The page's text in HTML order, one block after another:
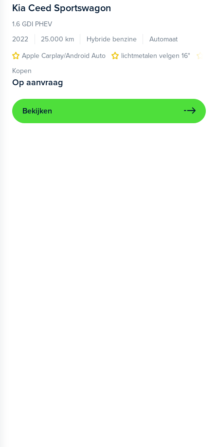
Kia Ceed Sportswagon
1.6 GDI PHEV
2022
25.000 km Hybride benzine
Automaat
Apple Carplay/Android Auto
lichtmetalen velgen 16"
Kopen
Op aanvraag
Bekijken